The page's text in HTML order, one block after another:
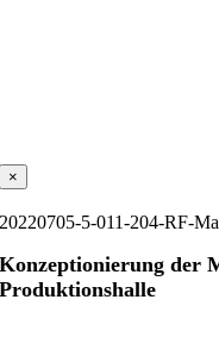
×
20220705-5-011-204-RF-
Konzeptionierung der
Produktionshalle